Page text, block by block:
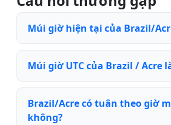
Múi giờ hiện tại của Brazil/
Múi giờ UTC của Brazil / Acre
Brazil/Acre có tuân theo giờ
không?